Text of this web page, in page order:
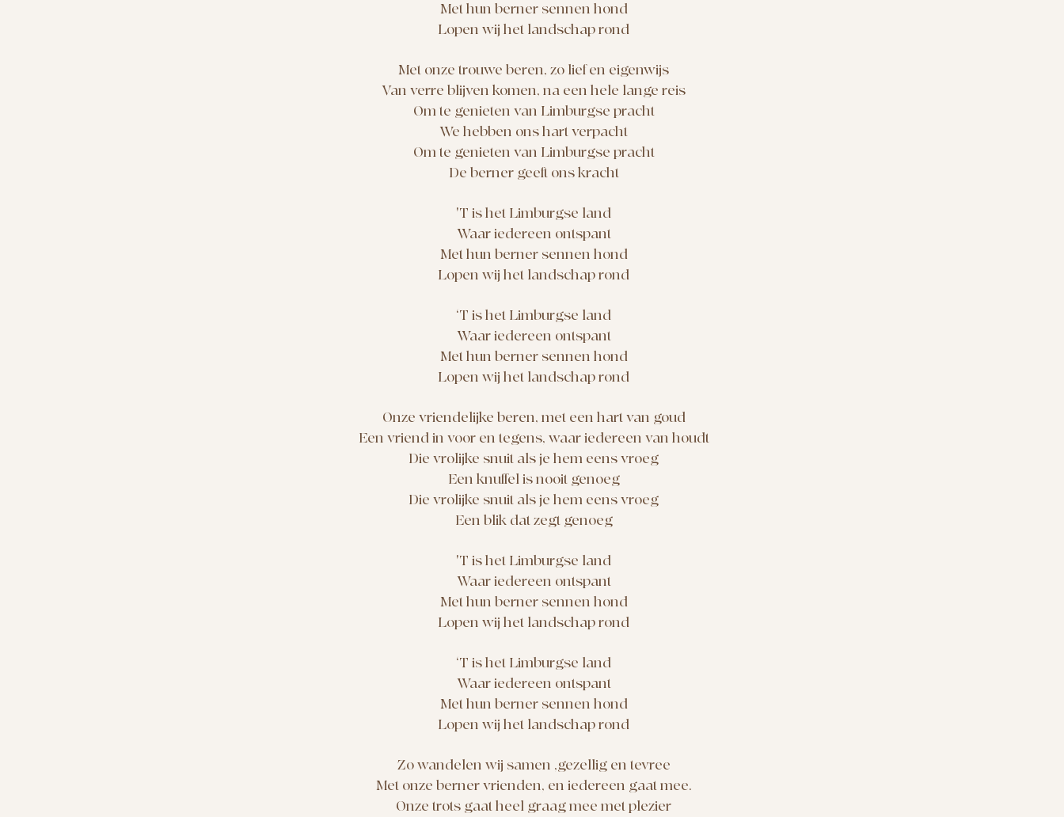
Met hun berner sennen hond
Lopen wij het landschap rond
Met onze trouwe beren, zo lief en eigenwijs
Van verre blijven komen, na een hele lange reis
Om te genieten van Limburgse pracht
We hebben ons hart verpacht
Om te genieten van Limburgse pracht
De berner geeft ons kracht
'T is het Limburgse land
Waar iedereen ontspant
Met hun berner sennen hond
Lopen wij het landschap rond
‘T is het Limburgse land
Waar iedereen ontspant
Met hun berner sennen hond
Lopen wij het landschap rond
Onze vriendelijke beren, met een hart van goud
Een vriend in voor en tegens, waar iedereen van houdt
Die vrolijke snuit als je hem eens vroeg
Een knuffel is nooit genoeg
Die vrolijke snuit als je hem eens vroeg
Een blik dat zegt genoeg
'T is het Limburgse land
Waar iedereen ontspant
Met hun berner sennen hond
Lopen wij het landschap rond
‘T is het Limburgse land
Waar iedereen ontspant
Met hun berner sennen hond
Lopen wij het landschap rond
Zo wandelen wij samen ,gezellig en tevree
Met onze berner vrienden, en iedereen gaat mee.
Onze trots gaat heel graag mee met plezier